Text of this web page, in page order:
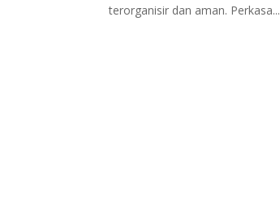
terorganisir dan aman. Perkasa...